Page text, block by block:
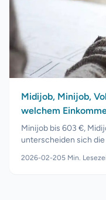
Midijob, Minijob,
welchem
Minijob bis 603 €,
unterscheiden sich die
2026-02-205 Min.